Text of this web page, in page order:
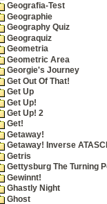
Geografia-Test
Geographie
Geography Quiz
Geograquiz
Geometria
Geometric Area
Georgie's Journey
Get Out Of That!
Get Up
Get Up!
Get Up! 2
Get!
Getaway!
Getaway! Inverse
Getris
Gettysburg The Turning
Gewinnt!
Ghastly Night
Ghost